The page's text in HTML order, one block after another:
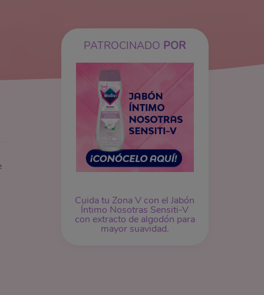
PATROCINADO POR
Cuida tu Zona V con el Jabón
Íntimo Nosotras Sensiti-V
con extracto de algodón para
mayor suavidad.